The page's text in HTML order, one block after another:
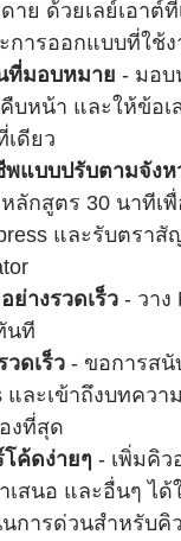
าย ด้วยเลย์เอาต์
การออกแบบที่ใช้ง
ที่มอบหมาย - มอบ
คืบหน้า และให้ข้อ
ดียว
แบบปรับตามจังห
ลักสูตร 30 นาทีเ
และรับตรา
ย่างรวดเร็ว - วาง
นที
ดเร็ว - ขอการส
และเข้าถึงบทควา
งที่สุด
ค้ดง่ายๆ - เพิ่มคิว
เสนอ และอื่นๆ ไ
นการด่วนสำหรับคิ